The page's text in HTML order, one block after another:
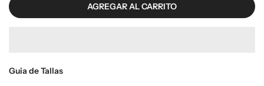
AGREGAR AL CARRITO
Guia de Tallas